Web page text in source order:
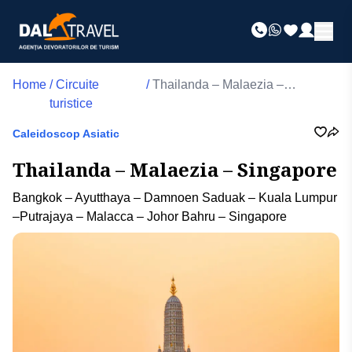
Home / Circuite
turistice
/ Thailanda – Malaezia –
Caleidoscop Asiatic
Thailanda – Malaezia – Singapore
Bangkok – Ayutthaya – Damnoen Saduak – Kuala Lumpur
–Putrajaya – Malacca – Johor Bahru – Singapore